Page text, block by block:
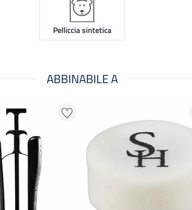
Pelliccia sintetica
ABBINABILE A